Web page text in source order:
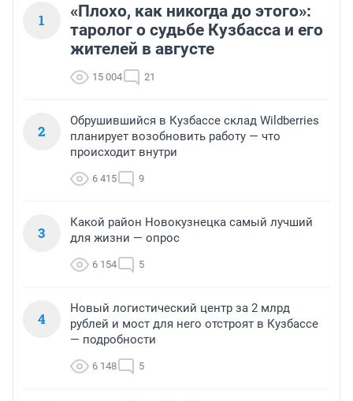
1
«Плохо, как никогда до этого»:
таролог о судьбе Кузбасса и его
жителей в августе
15 004 21
2
Обрушившийся в Кузбассе склад Wildberries
планирует возобновить работу — что
происходит внутри
6 415 9
3
Какой район Новокузнецка самый лучший
для жизни — опрос
6 154 5
4
Новый логистический центр за 2 млрд
рублей и мост для него отстроят в Кузбассе
— подробности
6 148 5